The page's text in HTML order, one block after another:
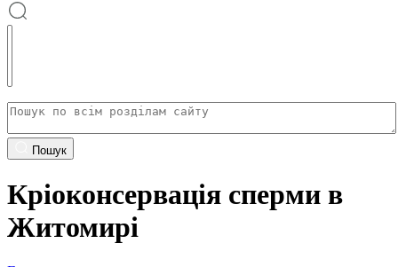
Пошук
Кріоконсервація сперми в
Житомирі